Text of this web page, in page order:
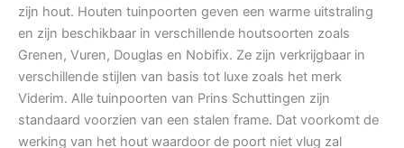
zijn hout. Houten tuinpoorten geven een warme uitstraling
en zijn beschikbaar in verschillende houtsoorten zoals
Grenen, Vuren, Douglas en Nobifix. Ze zijn verkrijgbaar in
verschillende stijlen van basis tot luxe zoals het merk
Viderim. Alle tuinpoorten van Prins Schuttingen zijn
standaard voorzien van een stalen frame. Dat voorkomt de
werking van het hout waardoor de poort niet vlug zal